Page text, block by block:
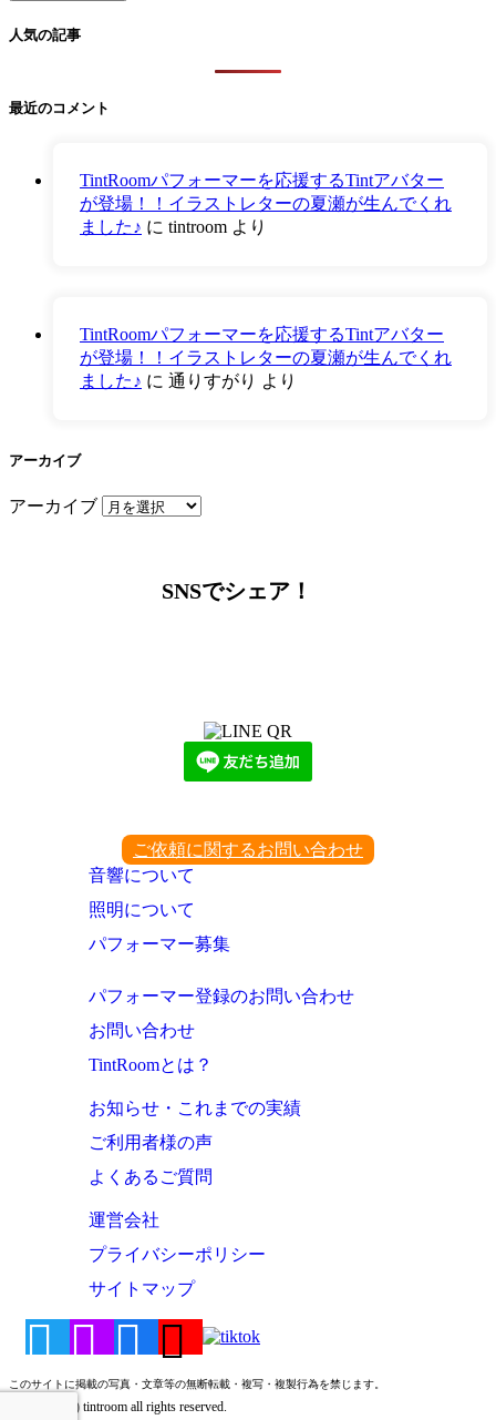
人気の記事
最近のコメント
TintRoomパフォーマーを応援するTintアバター
が登場！！イラストレターの夏瀬が生んでくれ
ました♪ に tintroom より
TintRoomパフォーマーを応援するTintアバター
が登場！！イラストレターの夏瀬が生んでくれ
ました♪ に 通りすがり より
アーカイブ
アーカイブ
SNSでシェア！
ご依頼に関するお問い合わせ
音響について
照明について
パフォーマー募集
パフォーマー登録のお問い合わせ
お問い合わせ
TintRoomとは？
お知らせ・これまでの実績
ご利用者様の声
よくあるご質問
運営会社
プライバシーポリシー
サイトマップ
このサイトに掲載の写真・文章等の無断転載・複写・複製行為を禁じます。
Copyright (c) tintroom all rights reserved.